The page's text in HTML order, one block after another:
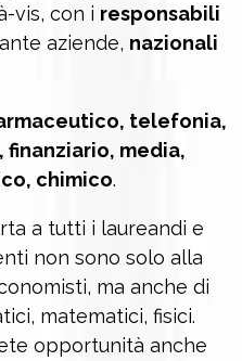
vis, con i responsabili
aziende, nazionali
telefonia,
media,
chimico.
a tutti i laureandi e
non sono solo alla
ma anche di
matematici, fisici.
opportunità anche